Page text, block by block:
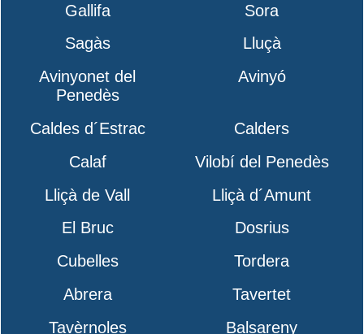
Gallifa
Sora
Sagàs
Lluçà
Avinyonet del
Penedès
Avinyó
Caldes d´Estrac
Calders
Calaf
Vilobí del Penedès
Lliçà de Vall
Lliçà d´Amunt
El Bruc
Dosrius
Cubelles
Tordera
Abrera
Tavertet
Tavèrnoles
Balsareny